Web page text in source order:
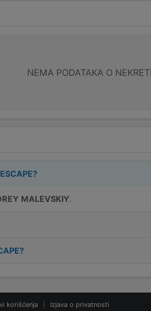
NEMA PODATAKA O
ESCAPE?
MALEVSKIY.
?
korišćenja Izjava o privatnosti